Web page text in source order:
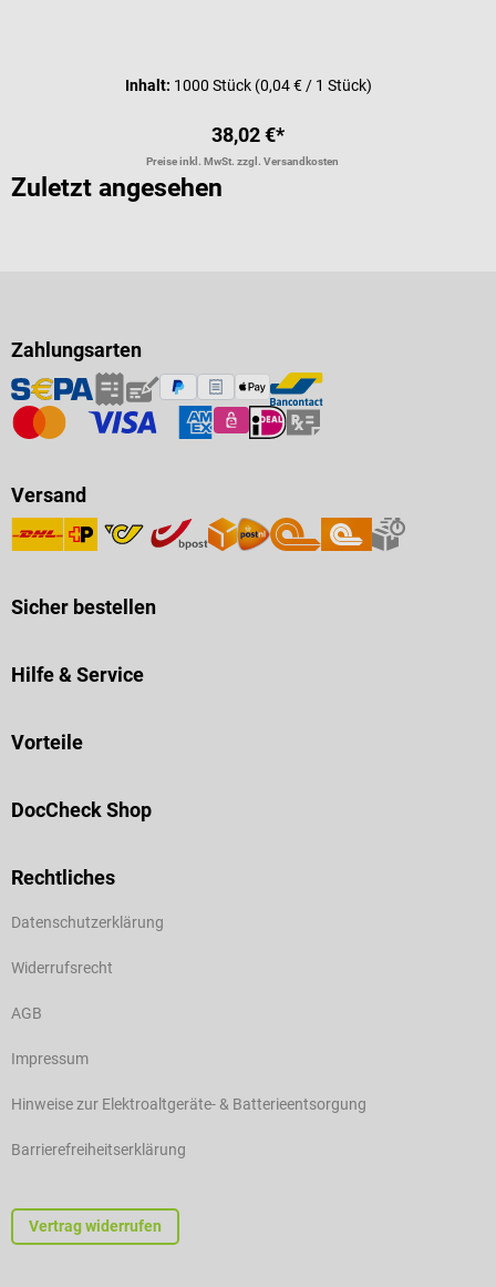
Inhalt: 1000 Stück (0,04 € / 1 Stück)
38,02 €*
Preise inkl. MwSt. zzgl. Versandkosten
Zuletzt angesehen
Zahlungsarten
Versand
Sicher bestellen
Hilfe & Service
Vorteile
DocCheck Shop
Rechtliches
Datenschutzerklärung
Widerrufsrecht
AGB
Impressum
Hinweise zur Elektroaltgeräte- & Batterieentsorgung
Barrierefreiheitserklärung
Vertrag widerrufen